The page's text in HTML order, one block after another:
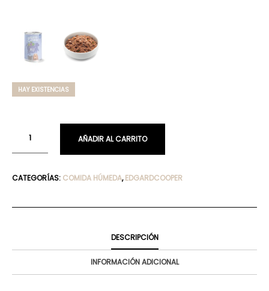
HAY EXISTENCIAS
AÑADIR AL CARRITO
CATEGORÍAS: COMIDA HÚMEDA,EDGARDCOOPER
DESCRIPCIÓN
INFORMACIÓN ADICIONAL